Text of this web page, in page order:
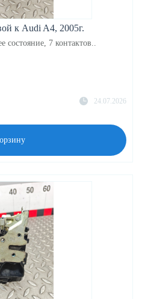
к Audi A4, 2005г.
состояние, 7 контактов..
24.07.2026